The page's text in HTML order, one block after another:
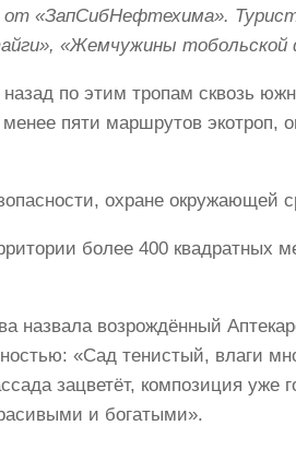
«ЗапСибНефтехима».
«Жемчужины
по этим тропам сквозь
пяти маршрутов экотроп,
охране окружающей
более 400 квадратных
назвала возрождённый
«Сад тенистый, влаги
зацветёт, композиция уже
и богатыми».